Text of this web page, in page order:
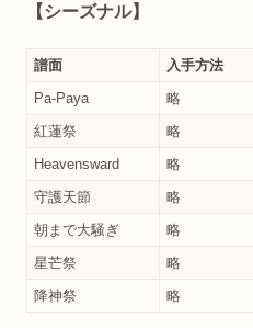
【シーズナル】
譜面 入手方法
Pa-Paya
略
紅蓮祭
略
Heavensward
略
守護天節
略
朝まで大騒ぎ
略
星芒祭
略
降神祭
略